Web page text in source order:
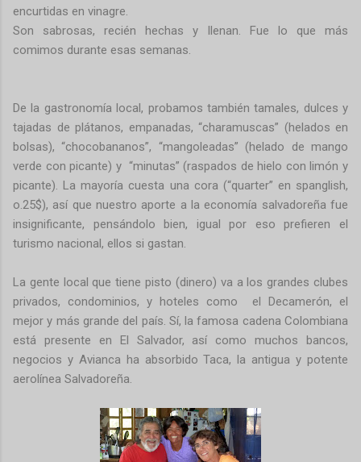
encurtidas en vinagre.
Son sabrosas, recién hechas y llenan. Fue lo que más
comimos durante esas semanas.
De la gastronomía local, probamos también tamales, dulces y
tajadas de plátanos, empanadas, “charamuscas” (helados en
bolsas), “chocobananos”, “mangoleadas” (helado de mango
verde con picante) y “minutas” (raspados de hielo con limón y
picante). La mayoría cuesta una cora (“quarter” en spanglish,
o.25$), así que nuestro aporte a la economía salvadoreña fue
insignificante, pensándolo bien, igual por eso prefieren el
turismo nacional, ellos si gastan.
La gente local que tiene pisto (dinero) va a los grandes clubes
privados, condominios, y hoteles como el Decamerón, el
mejor y más grande del país. Sí, la famosa cadena Colombiana
está presente en El Salvador, así como muchos bancos,
negocios y Avianca ha absorbido Taca, la antigua y potente
aerolínea Salvadoreña.